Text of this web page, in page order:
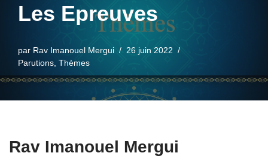
Les Epreuves
par Rav Imanouel Mergui
26 juin 2022
Parutions Thèmes
Rav Imanouel Mergui